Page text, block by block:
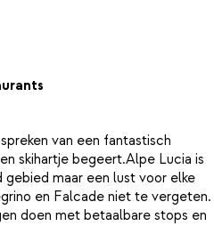
van een fantastisch
skihartje begeert.Alpe Lucia is
maar een lust voor elke
en Falcade niet te vergeten.
doen met betaalbare stops en